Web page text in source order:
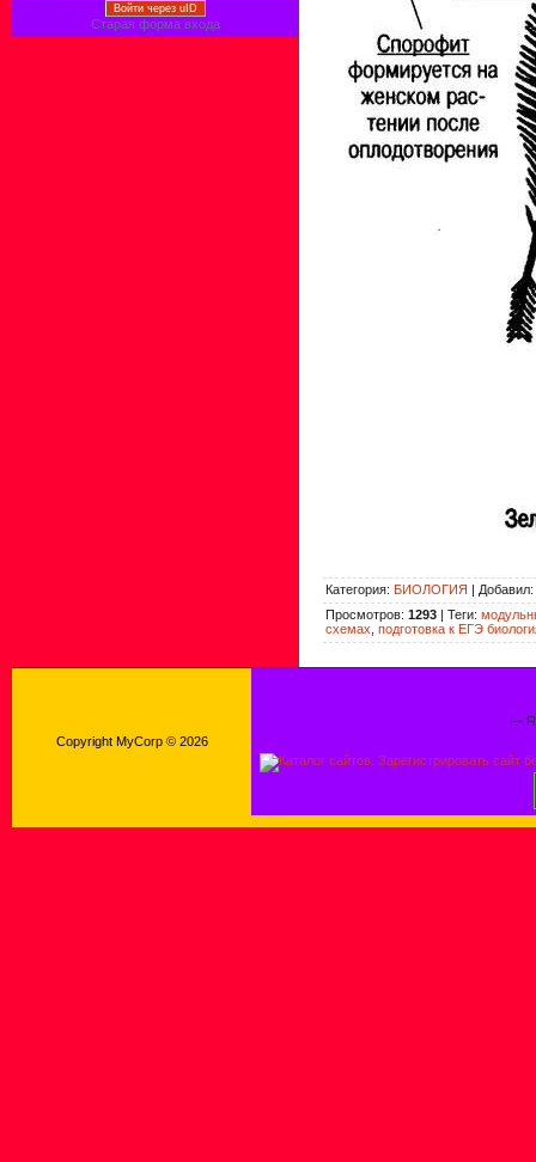
Войти через uID
Старая форма входа
Категория: БИОЛОГИЯ | Добавил:
Просмотров: 1293 | Теги:
схемах подготовка к ЕГЭ
Copyright MyCorp © 2026
!--